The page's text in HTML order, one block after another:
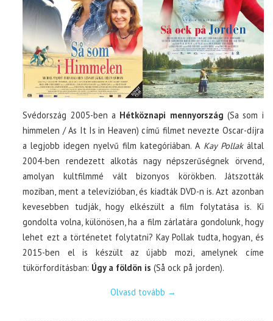
Svédország 2005-ben a Hétköznapi mennyország (Sa som i
himmelen / As It Is in Heaven) című filmet nevezte Oscar-díjra
a legjobb idegen nyelvű film kategóriában. A Kay Pollakáltal
2004-ben rendezett alkotás nagy népszerűségnek örvend,
amolyan kultfilmmé vált bizonyos körökben. Játszották
moziban, ment a televízióban, és kiadták DVD-n is. Azt azonban
kevesebben tudják, hogy elkészült a film folytatása is. Ki
gondolta volna, különösen, ha a film zárlatára gondolunk, hogy
lehet ezt a történetet folytatni? Kay Pollak tudta, hogyan, és
2015-ben el is készült az újabb mozi, amelynek címe
tükörfordításban: Úgy a földön is (Så ock på jorden).
Olvasd tovább →